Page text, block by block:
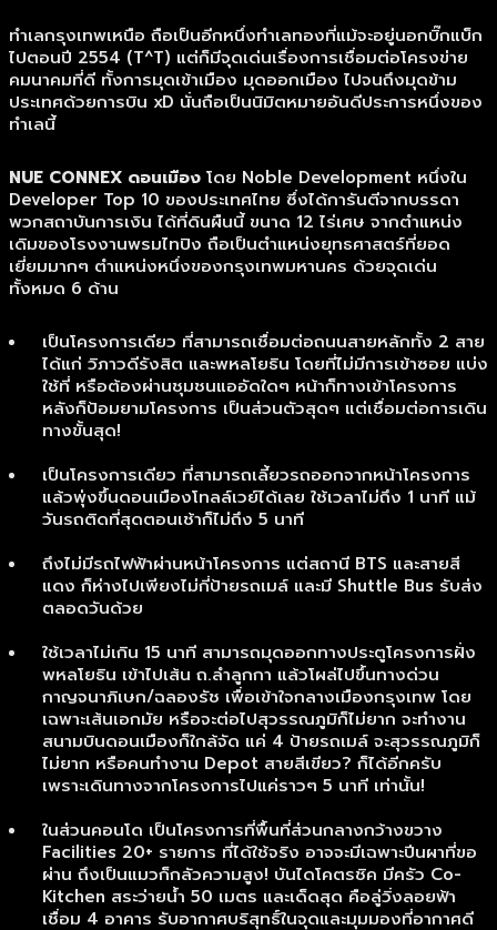
ทำเลกรุงเทพเหนือ ถือเป็นอีกหนึ่งทำเลทองที่แม้จะอยู่นอกบิ๊กแบ็ก
ไปตอนปี 2554 (T^T) แต่ก็มีจุดเด่นเรื่องการเชื่อมต่อโครงข่าย
คมนาคมที่ดี ทั้งการมุดเข้าเมือง มุดออกเมือง ไปจนถึงมุดข้าม
ประเทศด้วยการบิน xD นั่นถือเป็นนิมิตหมายอันดีประการหนึ่งของ
ทำเลนี้
NUE CONNEX ดอนเมือง โดย Noble Development หนึ่งใน
Developer Top 10 ของประเทศไทย ซึ่งได้การันตีจากบรรดา
พวกสถาบันการเงิน ได้ที่ดินผืนนี้ ขนาด 12 ไร่เศษ จากตำแหน่ง
เดิมของโรงงานพรมไทปิง ถือเป็นตำแหน่งยุทธศาสตร์ที่ยอด
เยี่ยมมากๆ ตำแหน่งหนึ่งของกรุงเทพมหานคร ด้วยจุดเด่น
ทั้งหมด 6 ด้าน
เป็นโครงการเดียว ที่สามารถเชื่อมต่อถนนสายหลักทั้ง 2 สาย
ได้แก่ วิภาวดีรังสิต และพหลโยธิน โดยที่ไม่มีการเข้าซอย แบ่ง
ใช้ที่ หรือต้องผ่านชุมชนแออัดใดๆ หน้าก็ทางเข้าโครงการ
หลังก็ป้อมยามโครงการ เป็นส่วนตัวสุดๆ แต่เชื่อมต่อการเดิน
ทางขั้นสุด!
เป็นโครงการเดียว ที่สามารถเลี้ยวรถออกจากหน้าโครงการ
แล้วพุ่งขึ้นดอนเมืองโทลล์เวย์ได้เลย ใช้เวลาไม่ถึง 1 นาที แม้
วันรถติดที่สุดตอนเช้าก็ไม่ถึง 5 นาที
ถึงไม่มีรถไฟฟ้าผ่านหน้าโครงการ แต่สถานี BTS และสายสี
แดง ก็ห่างไปเพียงไม่กี่ป้ายรถเมล์ และมี Shuttle Bus รับส่ง
ตลอดวันด้วย
ใช้เวลาไม่เกิน 15 นาที สามารถมุดออกทางประตูโครงการฝั่ง
พหลโยธิน เข้าไปเส้น ถ.ลำลูกกา แล้วโผล่ไปขึ้นทางด่วน
กาญจนาภิเษก/ฉลองรัช เพื่อเข้าใจกลางเมืองกรุงเทพ โดย
เฉพาะเส้นเอกมัย หรือจะต่อไปสุวรรณภูมิก็ไม่ยาก จะทำงาน
สนามบินดอนเมืองก็ใกล้จัด แค่ 4 ป้ายรถเมล์ จะสุวรรณภูมิก็
ไม่ยาก หรือคนทำงาน Depot สายสีเขียว? ก็ได้อีกครับ
เพราะเดินทางจากโครงการไปแค่ราวๆ 5 นาที เท่านั้น!
ในส่วนคอนโด เป็นโครงการที่พื้นที่ส่วนกลางกว้างขวาง
Facilities 20+ รายการ ที่ได้ใช้จริง อาจจะมีเฉพาะปีนผาที่ขอ
ผ่าน ถึงเป็นแมวก็กลัวความสูง! บันไดโคตรชิค มีครัว Co-
Kitchen สระว่ายน้ำ 50 เมตร และเด็ดสุด คือลู่วิ่งลอยฟ้า
เชื่อม 4 อาคาร รับอากาศบริสุทธิ์ในจุดและมุมมองที่อากาศดี